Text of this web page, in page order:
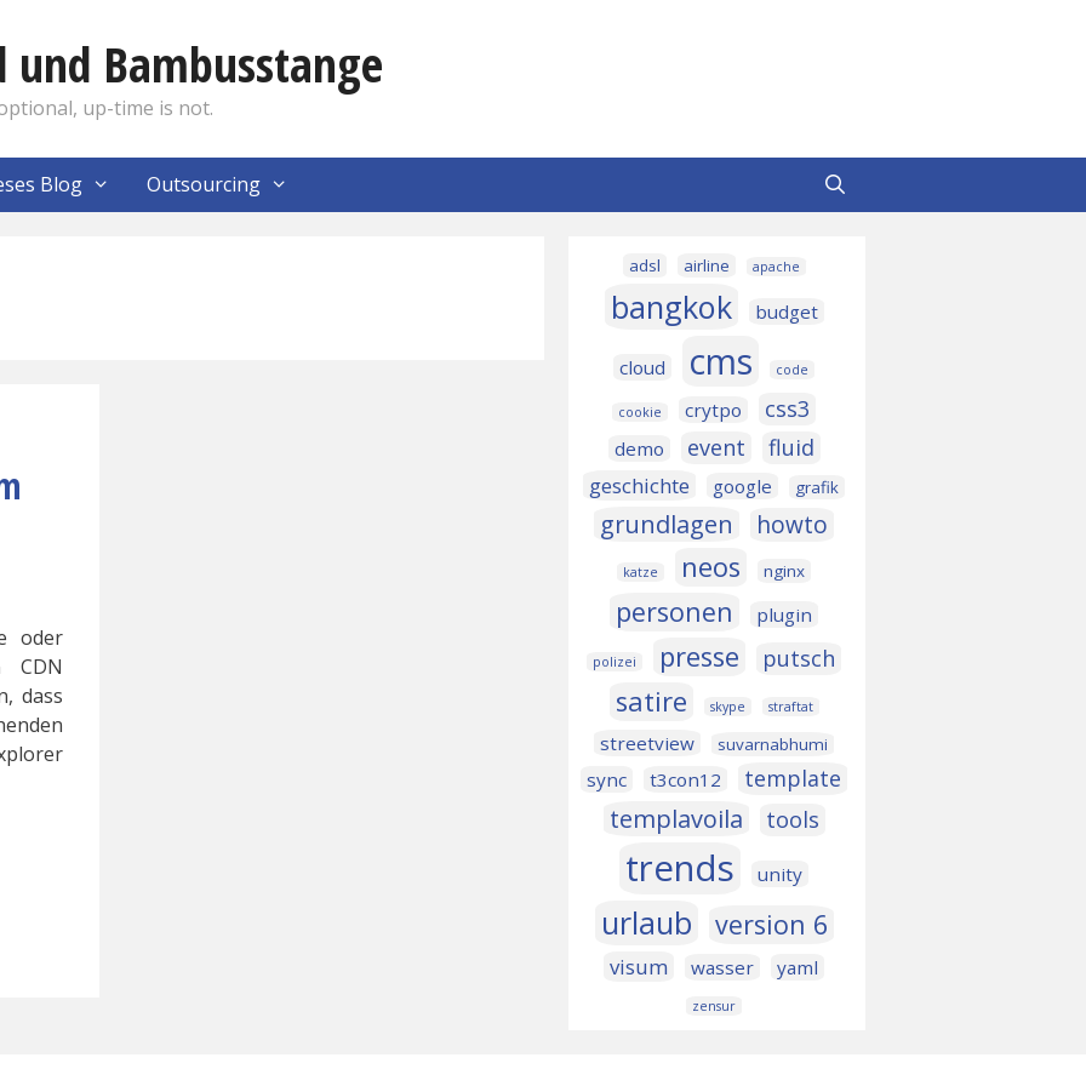
Bambusstange
up-time is not.
Blog Outsourcing
oder
CDN
dass
adsl airline apache
bangkok budget
cloud cms code
cookie crytpo css3
demo event fluid
geschichte google grafik
grundlagen howto
katze neos nginx
personen plugin
polizei presse putsch
satire skype straftat
streetview suvarnabhumi
sync t3con12 template
templavoila tools
trends unity
urlaub version 6
visum wasser yaml
zensur